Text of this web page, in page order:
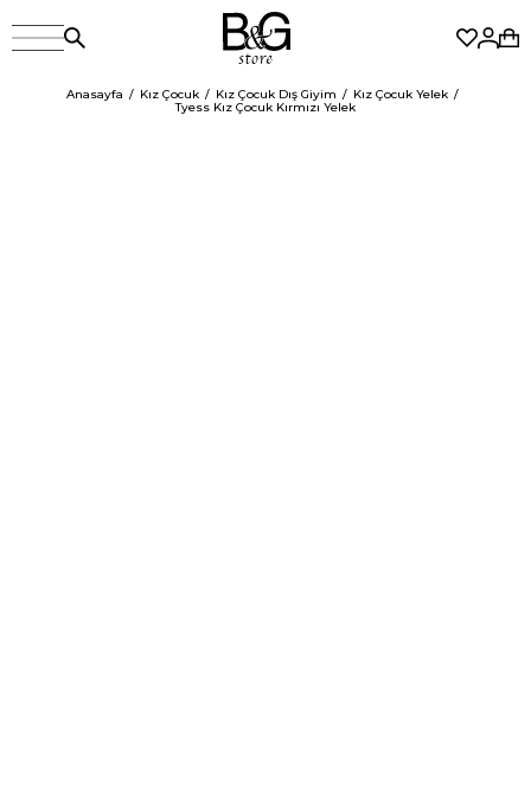
Anasayfa Kız Çocuk Kız Çocuk Dış Giyim
Kız Çocuk Yelek
Tyess Kız Çocuk Kırmızı Yelek